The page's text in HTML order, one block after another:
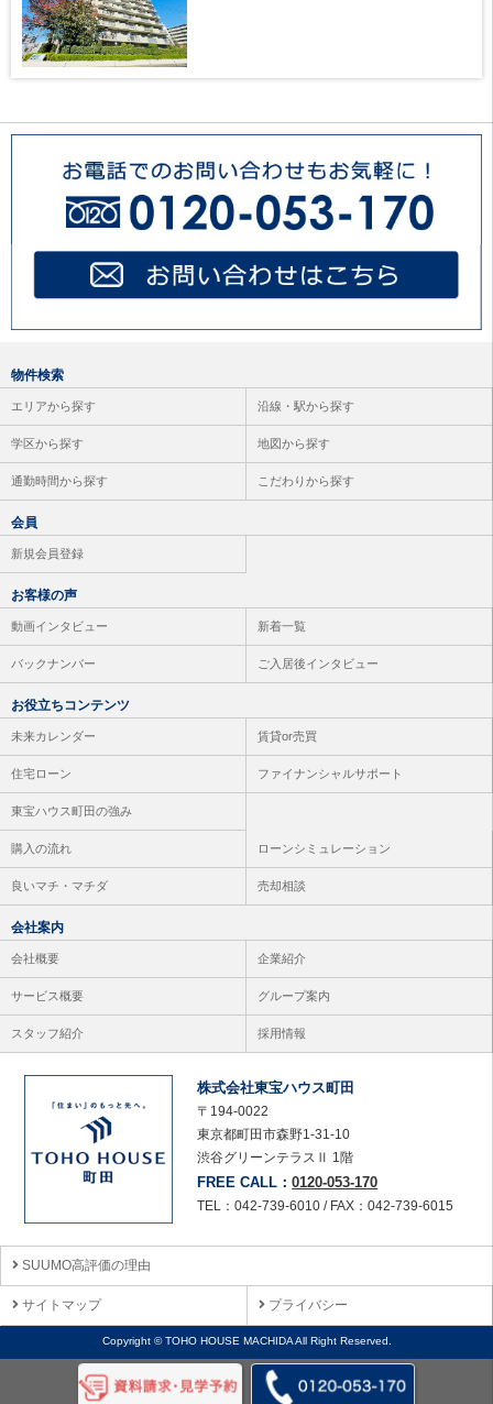
物件検索
エリアから探す 沿線・駅から探す
学区から探す 地図から探す
通勤時間から探す こだわりから探す
会員
新規会員登録
お客様の声
動画インタビュー 新着一覧
バックナンバー ご入居後インタビュー
お役立ちコンテンツ
未来カレンダー 賃貸or売買
住宅ローン ファイナンシャルサポート
東宝ハウス町田の強み
購入の流れ ローンシミュレーション
良いマチ・マチダ 売却相談
会社案内
会社概要 企業紹介
サービス概要 グループ案内
スタッフ紹介 採用情報
株式会社東宝ハウス町田
〒194-0022
東京都町田市森野1-31-10
渋谷グリーンテラスⅡ 1階
FREE CALL：0120-053-170
TEL：042-739-6010 / FAX：042-739-6015
SUUMO高評価の理由
サイトマップ プライバシー
Copyright © TOHO HOUSE MACHIDA All Right Reserved.